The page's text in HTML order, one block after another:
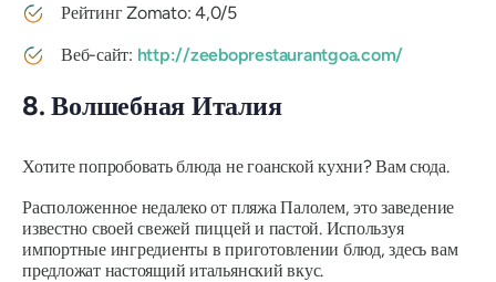
Рейтинг Zomato: 4,0/5
Веб-сайт: http://zeeboprestaurantgoa.com/
8. Волшебная Италия
Хотите попробовать блюда не гоанской кухни? Вам сюда.
Расположенное недалеко от пляжа Палолем, это заведение
известно своей свежей пиццей и пастой. Используя
импортные ингредиенты в приготовлении блюд, здесь вам
предложат настоящий итальянский вкус.